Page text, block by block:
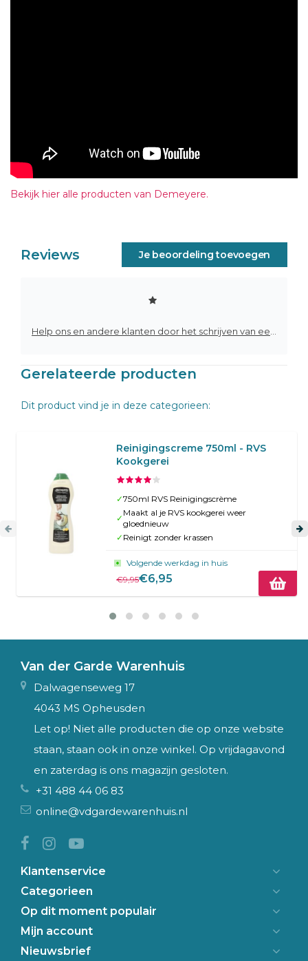
Bekijk hier alle producten van Demeyere.
Reviews Je beoordeling toevoegen
Gerelateerde producten
Dit product vind je in deze categorieen:
Reinigingscreme 750ml - RVS
Kookgerei
✓750ml RVS Reinigingscrème
✓
Maakt al je RVS kookgerei weer
gloednieuw
✓ Reinigt zonder krassen
Volgende werkdag in huis
€9,95€6,95
Van der Garde Warenhuis
Dalwagenseweg 17
4043 MS Opheusden
Let op! Niet alle producten die op onze website
staan, staan ook in onze winkel. Op vrijdagavond
en zaterdag is ons magazijn gesloten.
+31 488 44 06 83
online@vdgardewarenhuis.nl
Klantenservice
Categorieen
Op dit moment populair
Mijn account
Nieuwsbrief